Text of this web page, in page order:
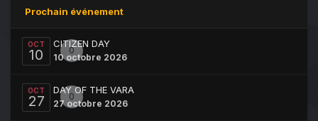
Prochain événement
OCT
10 0
CITIZEN DAY
10 octobre 2026
OCT
27 0
DAY OF THE VARA
27 octobre 2026